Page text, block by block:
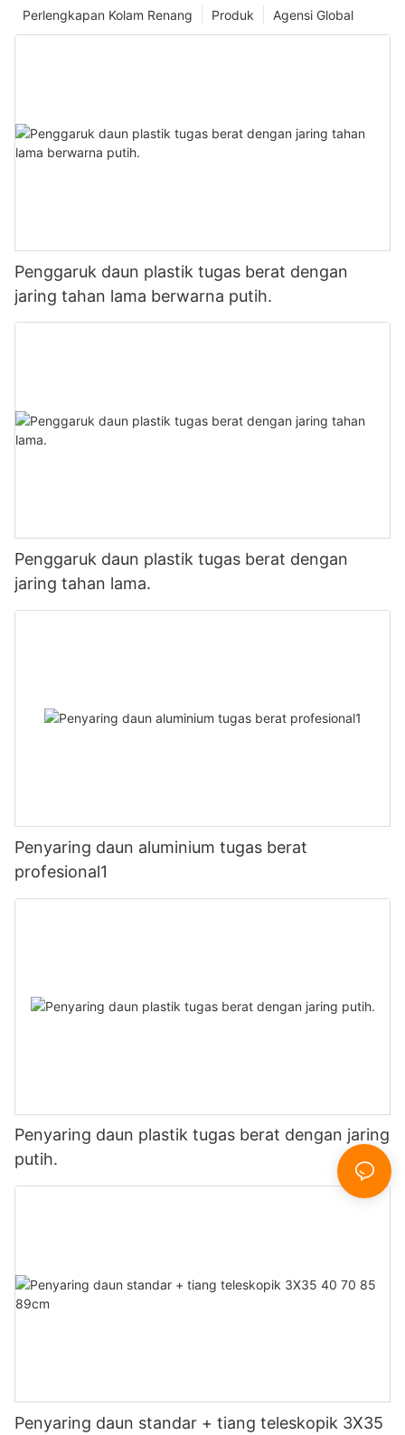
Agensi Global
Produk
Perlengkapan Kolam Renang
Penggaruk daun plastik tugas berat dengan
jaring tahan lama berwarna putih.
Penggaruk daun plastik tugas berat dengan
jaring tahan lama.
Penyaring daun aluminium tugas berat
profesional1
Penyaring daun plastik tugas berat dengan jaring
putih.
Penyaring daun standar + tiang teleskopik 3X35